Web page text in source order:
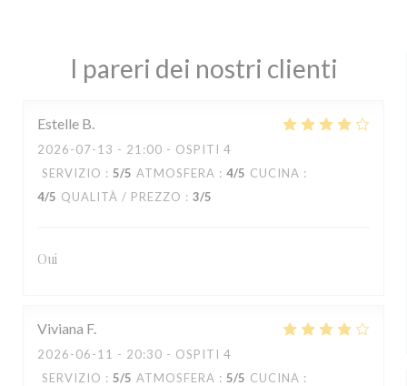
I pareri dei nostri clienti
Estelle B
2026-07-13 - 21:00 - OSPITI 4
SERVIZIO : 5/5 ATMOSFERA : 4/5 CUCINA :
4/5 QUALITÀ / PREZZO : 3/5
Oui
Viviana F
2026-06-11 - 20:30 - OSPITI 4
SERVIZIO : 5/5 ATMOSFERA : 5/5 CUCINA :